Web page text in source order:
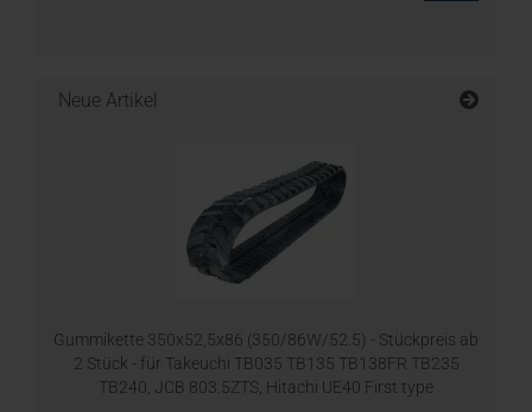
Neue Artikel
Gummikette 350x52,5x86 (350/86W/52.5) - Stückpreis ab
2 Stück - für Takeuchi TB035 TB135 TB138FR TB235
TB240, JCB 803.5ZTS, Hitachi UE40 First type